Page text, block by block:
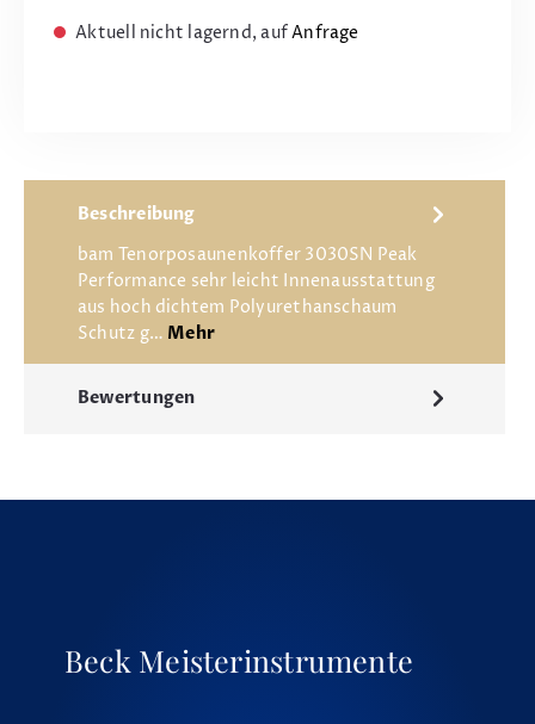
Aktuell nicht lagernd, aufAnfrage
Beschreibung
bam Tenorposaunenkoffer 3030SN Peak
Performance sehr leicht Innenausstattung
aus hoch dichtem Polyurethanschaum
Schutz g… Mehr
Bewertungen
Beck Meisterinstrumente